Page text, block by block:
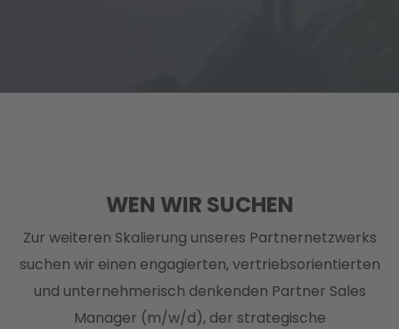
WEN WIR SUCHEN
Zur weiteren Skalierung unseres Partnernetzwerks
suchen wir einen engagierten, vertriebsorientierten
und unternehmerisch denkenden Partner Sales
Manager (m/w/d), der strategische